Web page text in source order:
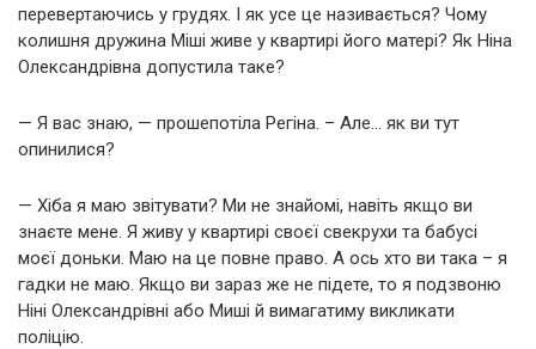
перевертаючись у грудях. І як усе це називається? Чому
колишня дружина Міші живе у квартирі його матері? Як Ніна
Олександрівна допустила таке?
— Я вас знаю, — прошепотіла Регіна. – Але… як ви тут
опинилися?
— Хіба я маю звітувати? Ми не знайомі, навіть якщо ви
знаєте мене. Я живу у квартирі своєї свекрухи та бабусі
моєї доньки. Маю на це повне право. А ось хто ви така – я
гадки не маю. Якщо ви зараз же не підете, то я подзвоню
Ніні Олександрівні або Миші й вимагатиму викликати
поліцію.